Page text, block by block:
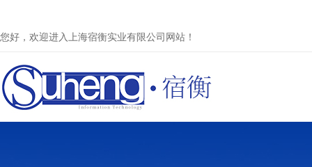
您好，欢迎进入上海宿衡实业有限公司网站！